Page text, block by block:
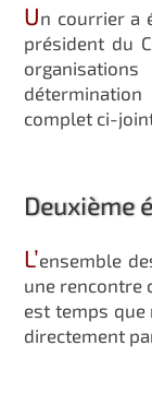
Un courrier a
président du
complet ci-
Deuxième
L’ensemble
une rencontre
est temps que
directement